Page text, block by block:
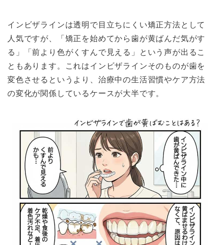
インビザラインは透明で目立ちにくい矯正方法として
人気ですが、「矯正を始めてから歯が黄ばんだ気がす
る」「前より色がくすんで見える」という声が出るこ
ともあります。これはインビザラインそのものが歯を
変色させるというより、治療中の生活習慣やケア方法
の変化が関係しているケースが大半です。